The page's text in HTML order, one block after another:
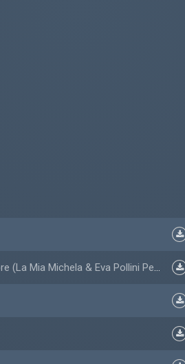
Mia Michela & Eva Pollini Per Ciao 2021)